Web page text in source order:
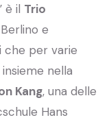
è il Trio
e
che per varie
nella
Kang, una delle
Hans